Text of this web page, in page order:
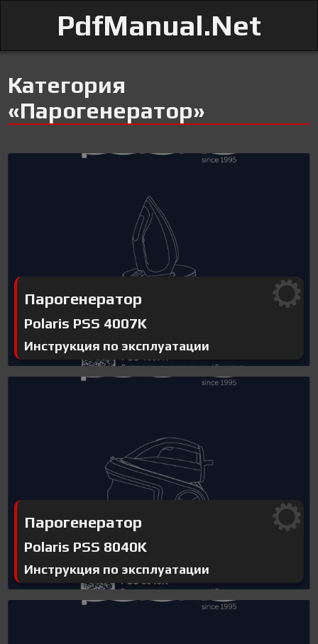
PdfManual.Net
Категория
«Парогенератор»
Парогенератор
Polaris PSS 4007K
Инструкция по эксплуатации
Парогенератор
Polaris PSS 8040K
Инструкция по эксплуатации